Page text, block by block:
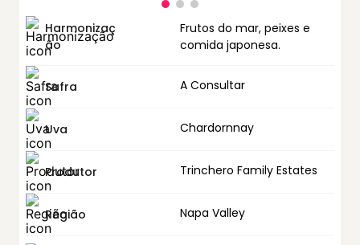
Harmonizaç
ão
Frutos do mar, peixes e
comida japonesa.
Safra A Consultar
Uva Chardornnay
Produtor Trinchero Family Estates
Região Napa Valley